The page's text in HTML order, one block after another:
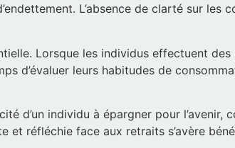
L’absence de clarté sur
Lorsque les individus effectuent
d’évaluer leurs habitudes de
d’un individu à épargner pour
et réfléchie face aux retraits s’avère